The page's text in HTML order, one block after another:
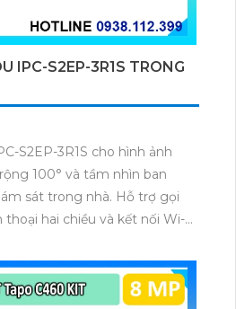
IPC-S2EP-3R1S TRONG
S2EP-3R1S cho hình ảnh
100° và tầm nhìn ban
sát trong nhà. Hỗ trợ gọi
hai chiều và kết nối Wi-Fi
hoặc lưu đám mây dễ lắp đặt
nhỏ.